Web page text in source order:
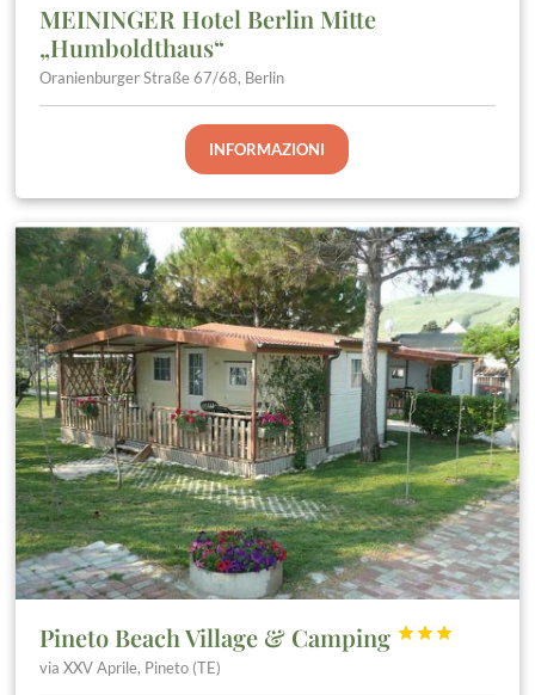
MEININGER Hotel Berlin Mitte
„Humboldthaus“
Oranienburger Straße 67/68, Berlin
INFORMAZIONI
Pineto Beach Village & Camping 


via XXV Aprile, Pineto (TE)